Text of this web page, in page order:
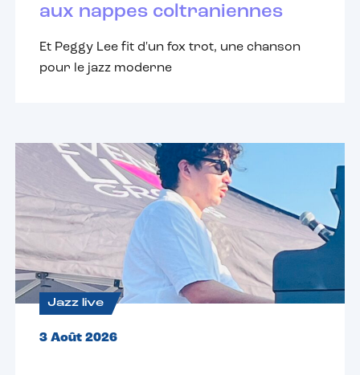
aux nappes coltraniennes
Et Peggy Lee fit d'un fox trot, une chanson
pour le jazz moderne
Jazz live
3 Août 2026